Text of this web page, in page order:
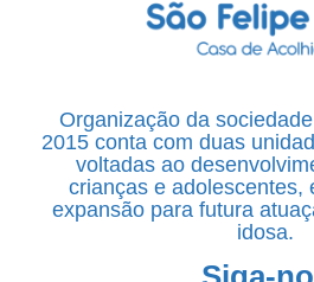
Organização da
2015 conta com duas
voltadas ao
crianças e adolescentes,
expansão para futura
idosa.